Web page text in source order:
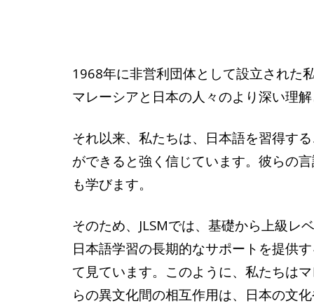
1968年に非営利団体として設立された
マレーシアと日本の人々のより深い理
それ以来、私たちは、日本語を習得す
ができると強く信じています。彼らの
も学びます。
そのため、JLSMでは、基礎から上級レ
日本語学習の長期的なサポートを提供
て見ています。このように、私たちは
らの異文化間の相互作用は、日本の文